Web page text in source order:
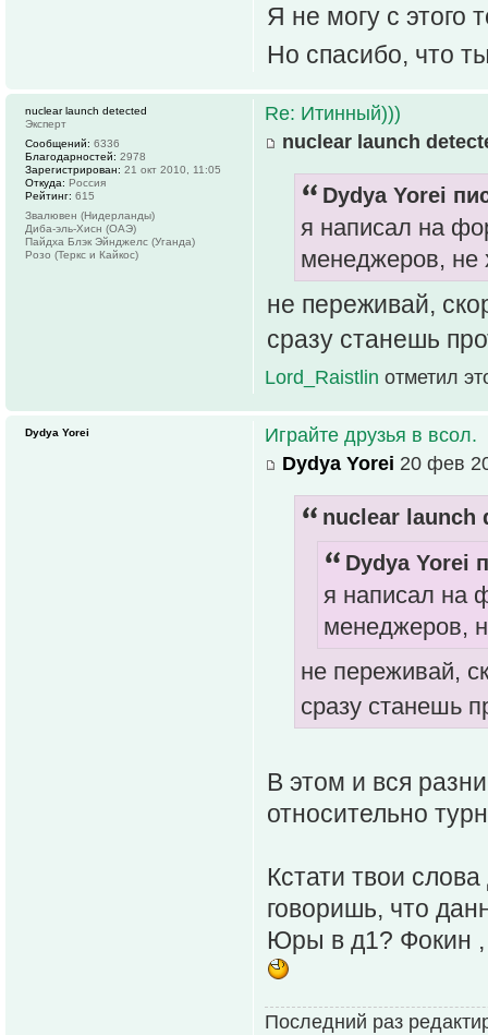
Я не могу с этого
Но спасибо, что
Re: Итинный)))
nuclear launch
Dydya Yorei
я написал на
менеджеров, не
не переживай,
сразу станешь
Lord_Raistlin отметил
nuclear launch detected
Эксперт
Сообщений: 6336
Благодарностей: 2978
Зарегистрирован: 21 окт 2010, 11:05
Откуда: Россия
Рейтинг: 615
Звалювен (Нидерланды)
Диба-эль-Хисн (ОАЭ)
Пайдха Блэк Эйнджелс (Уганда)
Розо (Теркс и Кайкос)
Играйте друзья в всол.
Dydya Yorei 20 фев
nuclear launch
Dydya Yorei
я написал на
менеджеров,
не переживай,
сразу станешь
В этом и вся
относительно
Кстати твои
говоришь, что
Юры в д1? Фокин ,
Последний раз
Dydya Yorei